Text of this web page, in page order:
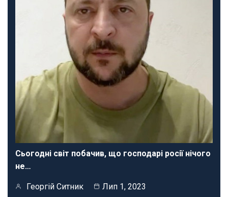
Сьогодні світ побачив, що господарі росії нічого
не…
Георгій Ситник Лип 1, 2023